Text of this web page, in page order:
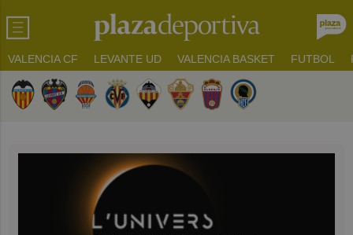
VALENCIA CF LEVANTE UD VALENCIA BASKET FUTBOL